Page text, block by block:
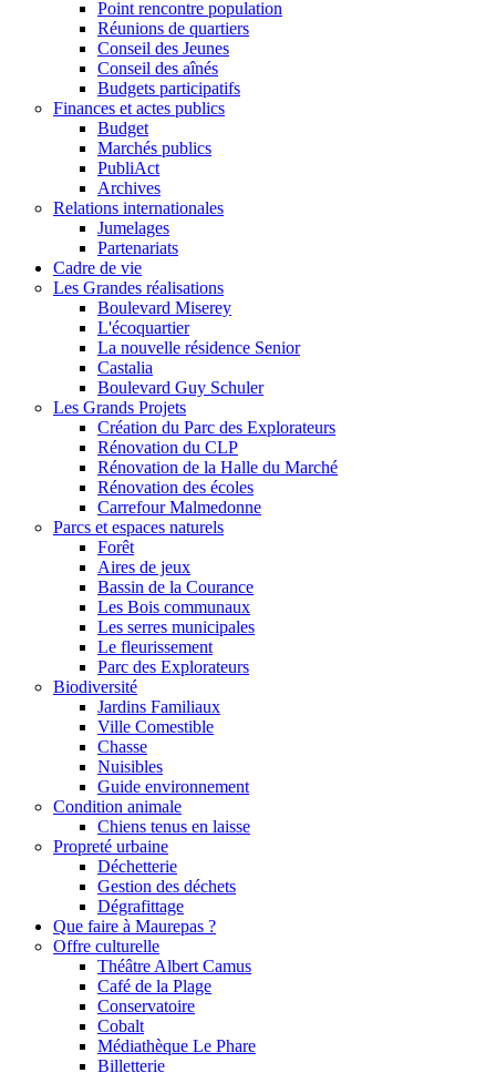
Point rencontre population
Réunions de quartiers
Conseil des Jeunes
Conseil des aînés
Budgets participatifs
Finances et actes publics
Budget
Marchés publics
PubliAct
Archives
Relations internationales
Jumelages
Partenariats
Cadre de vie
Les Grandes réalisations
Boulevard Miserey
L'écoquartier
La nouvelle résidence Senior
Castalia
Boulevard Guy Schuler
Les Grands Projets
Création du Parc des Explorateurs
Rénovation du CLP
Rénovation de la Halle du Marché
Rénovation des écoles
Carrefour Malmedonne
Parcs et espaces naturels
Forêt
Aires de jeux
Bassin de la Courance
Les Bois communaux
Les serres municipales
Le fleurissement
Parc des Explorateurs
Biodiversité
Jardins Familiaux
Ville Comestible
Chasse
Nuisibles
Guide environnement
Condition animale
Chiens tenus en laisse
Propreté urbaine
Déchetterie
Gestion des déchets
Dégrafittage
Que faire à Maurepas ?
Offre culturelle
Théâtre Albert Camus
Café de la Plage
Conservatoire
Cobalt
Médiathèque Le Phare
Billetterie